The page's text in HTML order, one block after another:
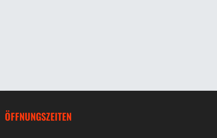
ÖFFNUNGSZEITEN